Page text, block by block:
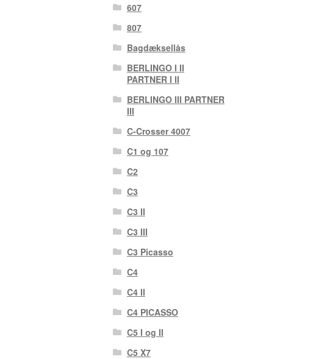
607
807
Bagdæksellås
BERLINGO I II
PARTNER I II
BERLINGO III PARTNER
III
C-Crosser 4007
C1 og 107
C2
C3
C3 II
C3 III
C3 Picasso
C4
C4 II
C4 PICASSO
C5 I og II
C5 X7